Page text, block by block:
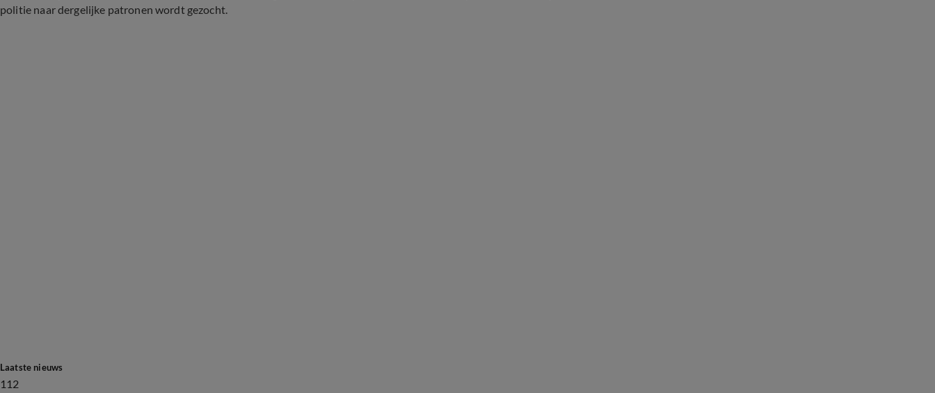
politie naar dergelijke patronen wordt gezocht.
Laatste nieuws
112